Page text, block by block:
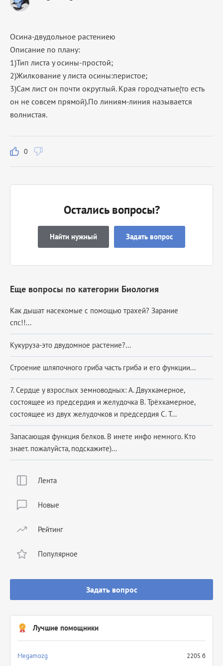
Лента
Новые
Рейтинг
Популярное
Задать вопрос
Лучшие помощники
Megamozg
2205 б
Осина-двудольное растениею
Описание по плану:
1)Тип листа у осины-простой;
2)Жилкование у листа осины:перистое;
3)Сам лист он почти округлый. Края городчатые(то есть
он не совсем прямой).По линиям-линия называется
волнистая.
0
Остались вопросы?
Найти нужный Задать вопрос
Еще вопросы по категории Биология
Как дышат насекомые с помощью трахей? Зарание
спс!!...
Кукуруза-это двудомное растение?...
Строение шляпочного гриба часть гриба и его функции...
7. Сердце у взрослых земноводных: A. Двухкамерное,
состоящее из предсердия и желудочка B. Трёхкамерное,
состоящее из двух желудочков и предсердия C. Т...
Запасающая функция белков. В инете инфо немного. Кто
знает. пожалуйста, подскажите)...